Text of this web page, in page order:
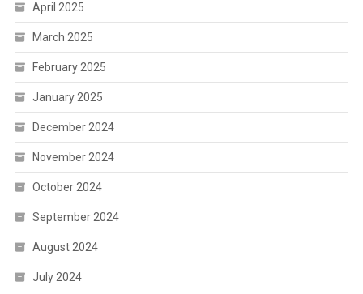
April 2025
March 2025
February 2025
January 2025
December 2024
November 2024
October 2024
September 2024
August 2024
July 2024